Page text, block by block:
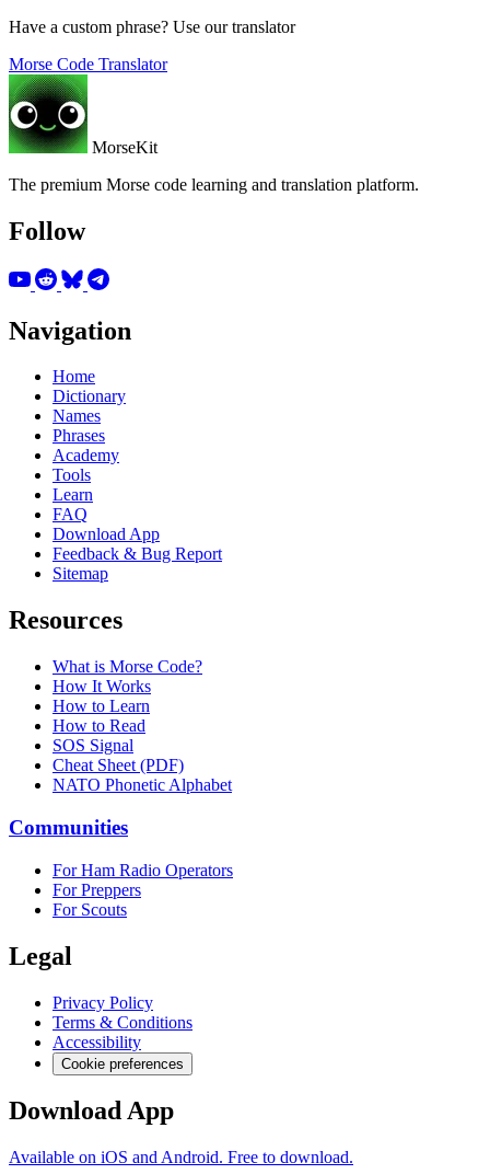
Have a custom phrase? Use our translator
Morse Code Translator
MorseKit
The premium Morse code learning and translation platform.
Follow
Navigation
Home
Dictionary
Names
Phrases
Academy
Tools
Learn
FAQ
Download App
Feedback & Bug Report
Sitemap
Resources
What is Morse Code?
How It Works
How to Learn
How to Read
SOS Signal
Cheat Sheet (PDF)
NATO Phonetic Alphabet
Communities
For Ham Radio Operators
For Preppers
For Scouts
Legal
Privacy Policy
Terms & Conditions
Accessibility
Cookie preferences
Download App
Available on iOS and Android. Free to download.